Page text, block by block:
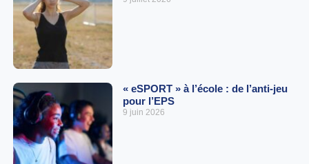
« eSPORT » à l’école : de l’anti-jeu
pour l’EPS
9 juin 2026